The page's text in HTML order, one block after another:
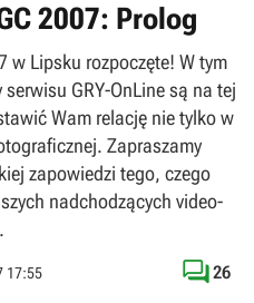
2007: Prolog
w Lipsku rozpoczęte! W tym
GRY-OnLine są na tej
Wam relację nie tylko w
Zapraszamy
zapowiedzi tego, czego
nadchodzących video-
17:55 26